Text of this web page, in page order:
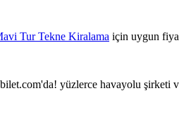
Tur Tekne Kiralama için uygun
yüzlerce havayolu şirketi